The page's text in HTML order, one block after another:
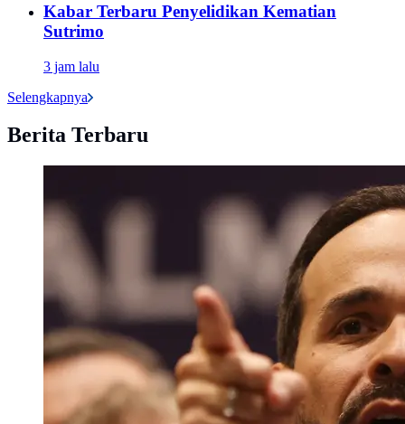
Kabar Terbaru Penyelidikan Kematian
Sutrimo
3 jam lalu
Selengkapnya
Berita Terbaru